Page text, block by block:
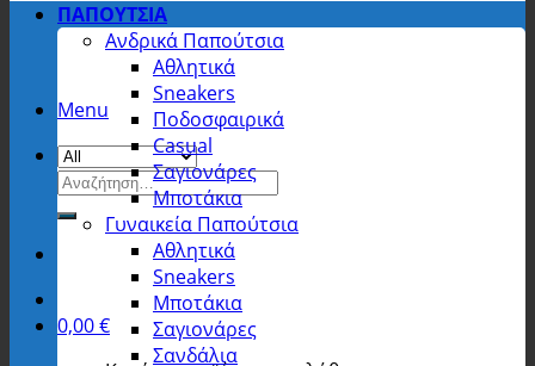
Menu
Αναζήτηση
για:
0,00€
ΠΑΠΟΥΤΣΙΑ
Ανδρικά Παπούτσια
Αθλητικά
Sneakers
Ποδοσφαιρικά
Casual
Σαγιονάρες
Μποτάκια
Γυναικεία Παπούτσια
Αθλητικά
Sneakers
Μποτάκια
Σαγιονάρες
Σανδάλια